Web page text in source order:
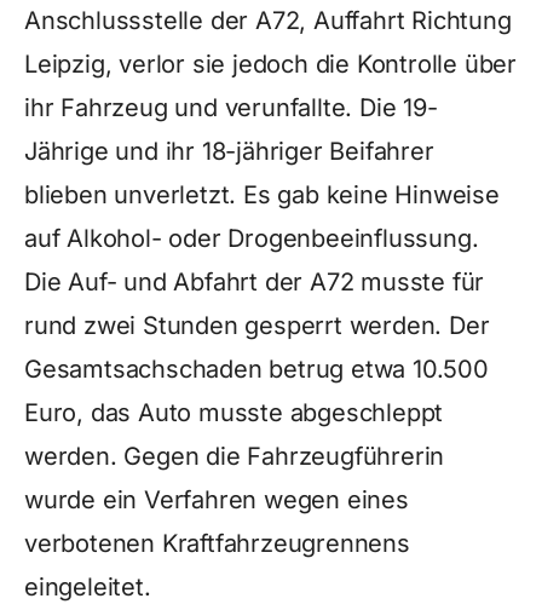
Anschlussstelle der A72, Auffahrt Richtung
Leipzig, verlor sie jedoch die Kontrolle über
ihr Fahrzeug und verunfallte. Die 19-
Jährige und ihr 18-jähriger Beifahrer
blieben unverletzt. Es gab keine Hinweise
auf Alkohol- oder Drogenbeeinflussung.
Die Auf- und Abfahrt der A72 musste für
rund zwei Stunden gesperrt werden. Der
Gesamtsachschaden betrug etwa 10.500
Euro, das Auto musste abgeschleppt
werden. Gegen die Fahrzeugführerin
wurde ein Verfahren wegen eines
verbotenen Kraftfahrzeugrennens
eingeleitet.